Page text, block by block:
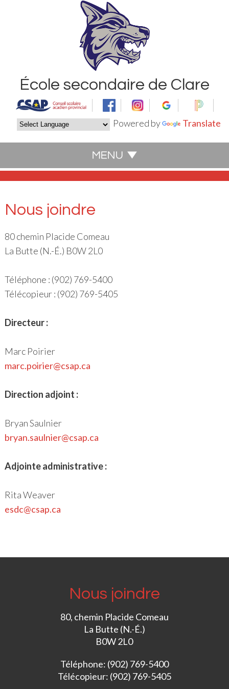
Powered by Translate
École secondaire de Clare
Nous joindre
80 chemin Placide Comeau
La Butte (N.-É.) B0W 2L0
Téléphone : (902) 769-5400
Télécopieur : (902) 769-5405
Directeur :
Marc Poirier
marc.poirier@csap.ca
Direction adjoint :
Bryan Saulnier
bryan.saulnier@csap.ca
Adjointe administrative :
Rita Weaver
esdc@csap.ca
Nous joindre
80, chemin Placide Comeau
La Butte (N.-É.)
B0W 2L0
Téléphone: (902) 769-5400
Télécopieur: (902) 769-5405